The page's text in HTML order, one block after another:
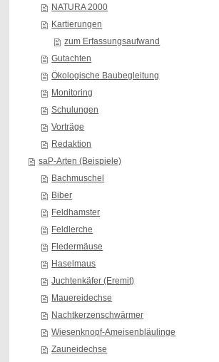
NATURA 2000
Kartierungen
zum Erfassungsaufwand
Gutachten
Ökologische Baubegleitung
Monitoring
Schulungen
Vorträge
Redaktion
saP-Arten (Beispiele)
Bachmuschel
Biber
Feldhamster
Feldlerche
Fledermäuse
Haselmaus
Juchtenkäfer (Eremit)
Mauereidechse
Nachtkerzenschwärmer
Wiesenknopf-Ameisenbläulinge
Zauneidechse